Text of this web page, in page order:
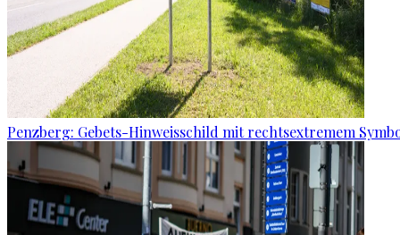
Penzberg: Gebets-Hinweisschild mit rechtsextremem